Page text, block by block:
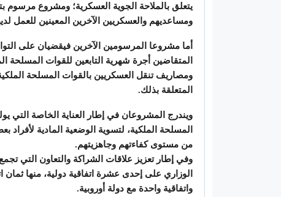
يتعلق بالملاحة الجوية العسكرية؛ ومشروع
ومساعديهم والعسكريين الآخرين المعينين للعمل
أما مشروعا المرسومين الآخرين فيقضيان على
المتقاضين أجرة شهرية التابعين للقوات المسلحة
ومصاريف تنقل العسكريين بالقوات المسلحة
المتعلقة بذلك.
ويندرج المشروعان في إطار العناية الخاصة التي
المسلحة الملكية، لتسوية الوضعية المادية
من مستوى كفاءتهم وجاهزيتهم.
وفي إطار تعزيز علاقات الشراكة والتعاون التي
الوزاري على إحدى عشرة اتفاقية دولية، منها ثمان
واتفاقية واحدة مع دولة أوروبية.